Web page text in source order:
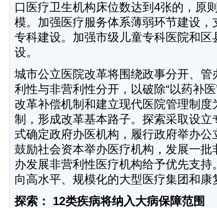
口医疗卫生机构床位数达到4张的，原
模。加强医疗服务体系薄弱环节建设
专科建设。加强市级儿童专科医院和区
设。
城市公立医院改革将围绕政事分开、
利性与非营利性分开，以破除“以药补
改革补偿机制和建立现代医院管理制
制，形成改革基本路子。探索采取设
式确定政府办医机构，履行政府举办
鼓励社会资本举办医疗机构，发展一
办发展非营利性医疗机构给予优先支
向高水平、规模化的大型医疗集团和康
探索： 12类疾病将纳入大病保障范围